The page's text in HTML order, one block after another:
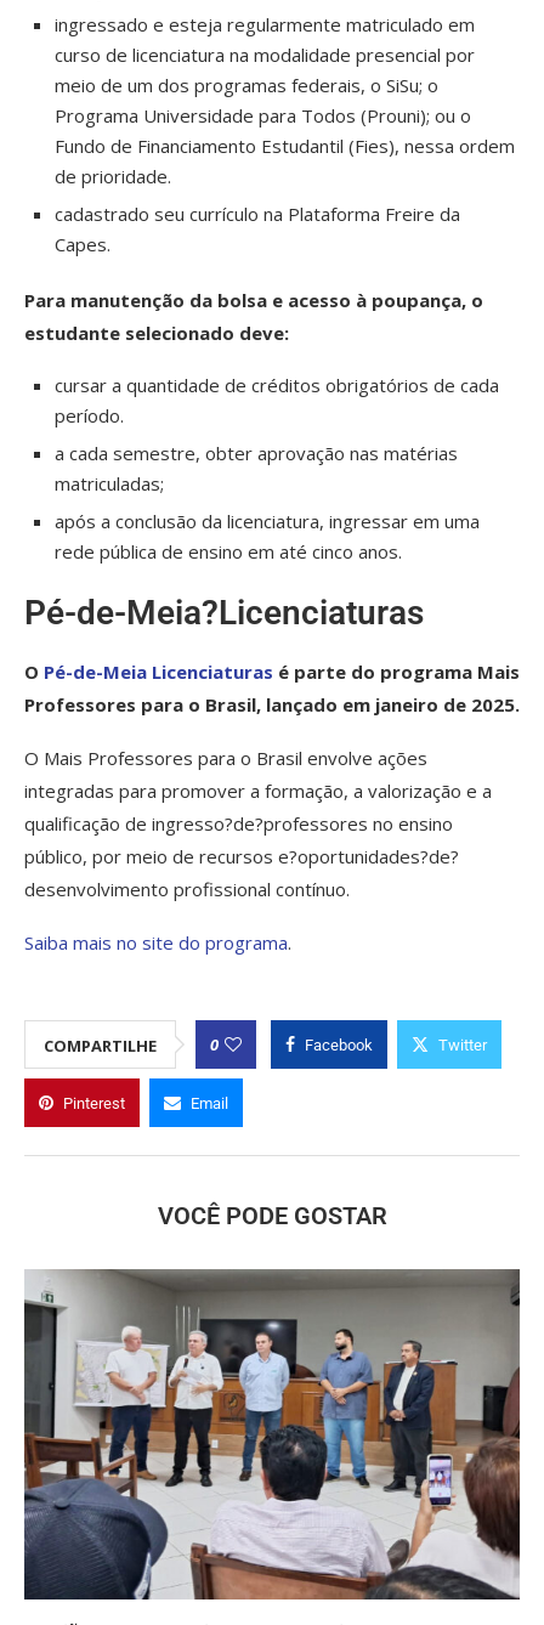
ingressado e esteja regularmente matriculado em
curso de licenciatura na modalidade presencial por
meio de um dos programas federais, o SiSu; o
Programa Universidade para Todos (Prouni); ou o
Fundo de Financiamento Estudantil (Fies), nessa ordem
de prioridade.
cadastrado seu currículo na Plataforma Freire da
Capes.
Para manutenção da bolsa e acesso à poupança, o
estudante selecionado deve:
cursar a quantidade de créditos obrigatórios de cada
período.
a cada semestre, obter aprovação nas matérias
matriculadas;
após a conclusão da licenciatura, ingressar em uma
rede pública de ensino em até cinco anos.
Pé-de-Meia?Licenciaturas
O Pé-de-Meia Licenciaturas é parte do programa Mais
Professores para o Brasil, lançado em janeiro de 2025.
O Mais Professores para o Brasil envolve ações
integradas para promover a formação, a valorização e a
qualificação de ingresso?de?professores no ensino
público, por meio de recursos e?oportunidades?de?
desenvolvimento profissional contínuo.
Saiba mais no site do programa.
COMPARTILHE 0 Facebook Twitter
Pinterest Email
VOCÊ PODE GOSTAR